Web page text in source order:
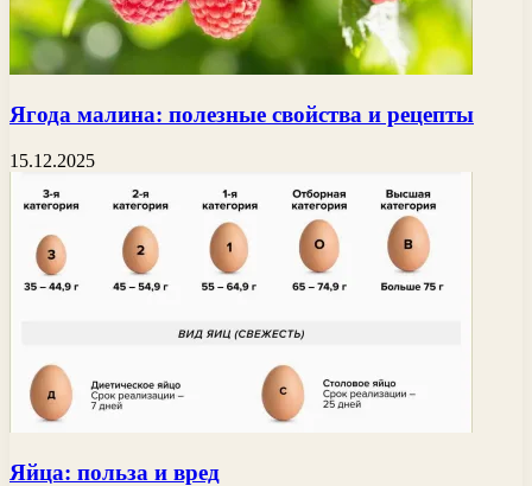
Ягода малина: полезные свойства и рецепты
15.12.2025
Яйца: польза и вред